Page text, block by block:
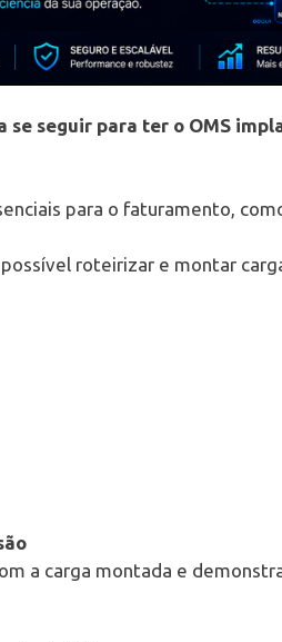
seguir para ter o OMS
para o faturamento,
roteirizar e montar
a carga montada e